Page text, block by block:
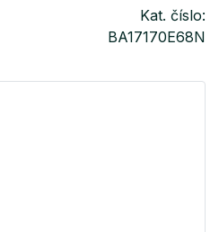
Kat. číslo:
BA17170E68N